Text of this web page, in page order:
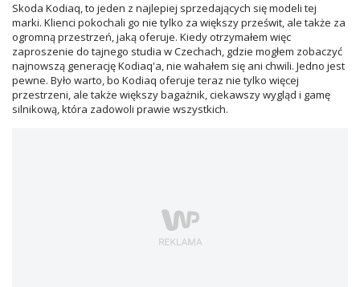
Skoda Kodiaq, to jeden z najlepiej sprzedających się modeli tej
marki. Klienci pokochali go nie tylko za większy prześwit, ale także za
ogromną przestrzeń, jaką oferuje. Kiedy otrzymałem więc
zaproszenie do tajnego studia w Czechach, gdzie mogłem zobaczyć
najnowszą generację Kodiaq'a, nie wahałem się ani chwili. Jedno jest
pewne. Było warto, bo Kodiaq oferuje teraz nie tylko więcej
przestrzeni, ale także większy bagażnik, ciekawszy wygląd i gamę
silnikową, która zadowoli prawie wszystkich.